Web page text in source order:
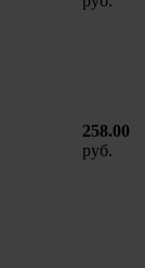
258.00
руб.